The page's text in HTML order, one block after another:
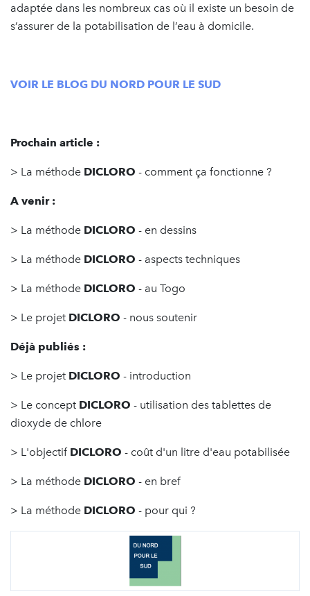
adaptée dans les nombreux cas où il existe un besoin de
s’assurer de la potabilisation de l’eau à domicile.
VOIR LE BLOG DU NORD POUR LE SUD
Prochain article :
> La méthode DICLORO - comment ça fonctionne ?
A venir :
> La méthode DICLORO - en dessins
> La méthode DICLORO - aspects techniques
> La méthode DICLORO - au Togo
> Le projet DICLORO - nous soutenir
Déjà publiés :
> Le projet DICLORO - introduction
> Le concept DICLORO - utilisation des tablettes de
dioxyde de chlore
> L'objectif DICLORO - coût d'un litre d'eau potabilisée
> La méthode DICLORO - en bref
> La méthode DICLORO - pour qui ?